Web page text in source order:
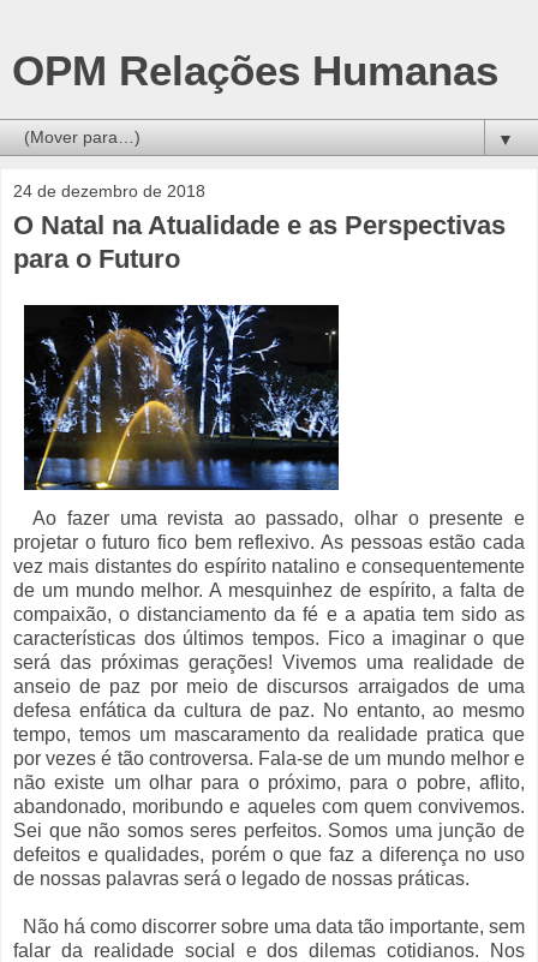
OPM Relações Humanas
▼
24 de dezembro de 2018
O Natal na Atualidade e as Perspectivas
para o Futuro
Ao fazer uma revista ao passado, olhar o presente e
projetar o futuro fico bem reflexivo. As pessoas estão cada
vez mais distantes do espírito natalino e consequentemente
de um mundo melhor. A mesquinhez de espírito, a falta de
compaixão, o distanciamento da fé e a apatia tem sido as
características dos últimos tempos. Fico a imaginar o que
será das próximas gerações! Vivemos uma realidade de
anseio de paz por meio de discursos arraigados de uma
defesa enfática da cultura de paz. No entanto, ao mesmo
tempo, temos um mascaramento da realidade pratica que
por vezes é tão controversa. Fala-se de um mundo melhor e
não existe um olhar para o próximo, para o pobre, aflito,
abandonado, moribundo e aqueles com quem convivemos.
Sei que não somos seres perfeitos. Somos uma junção de
defeitos e qualidades, porém o que faz a diferença no uso
de nossas palavras será o legado de nossas práticas.
Não há como discorrer sobre uma data tão importante, sem
falar da realidade social e dos dilemas cotidianos. Nos